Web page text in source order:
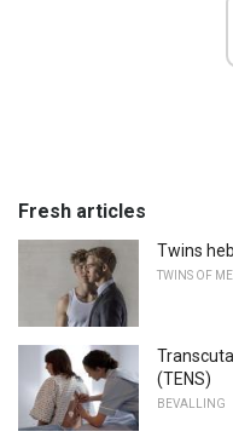
Fresh articles
Twins
TWINS OF
(TENS)
BEVALLING